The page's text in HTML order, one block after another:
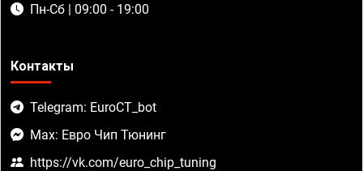
Пн-Сб | 09:00 - 19:00
Контакты
Telegram: EuroCT_bot
Max: Евро Чип Тюнинг
https://vk.com/euro_chip_tuning